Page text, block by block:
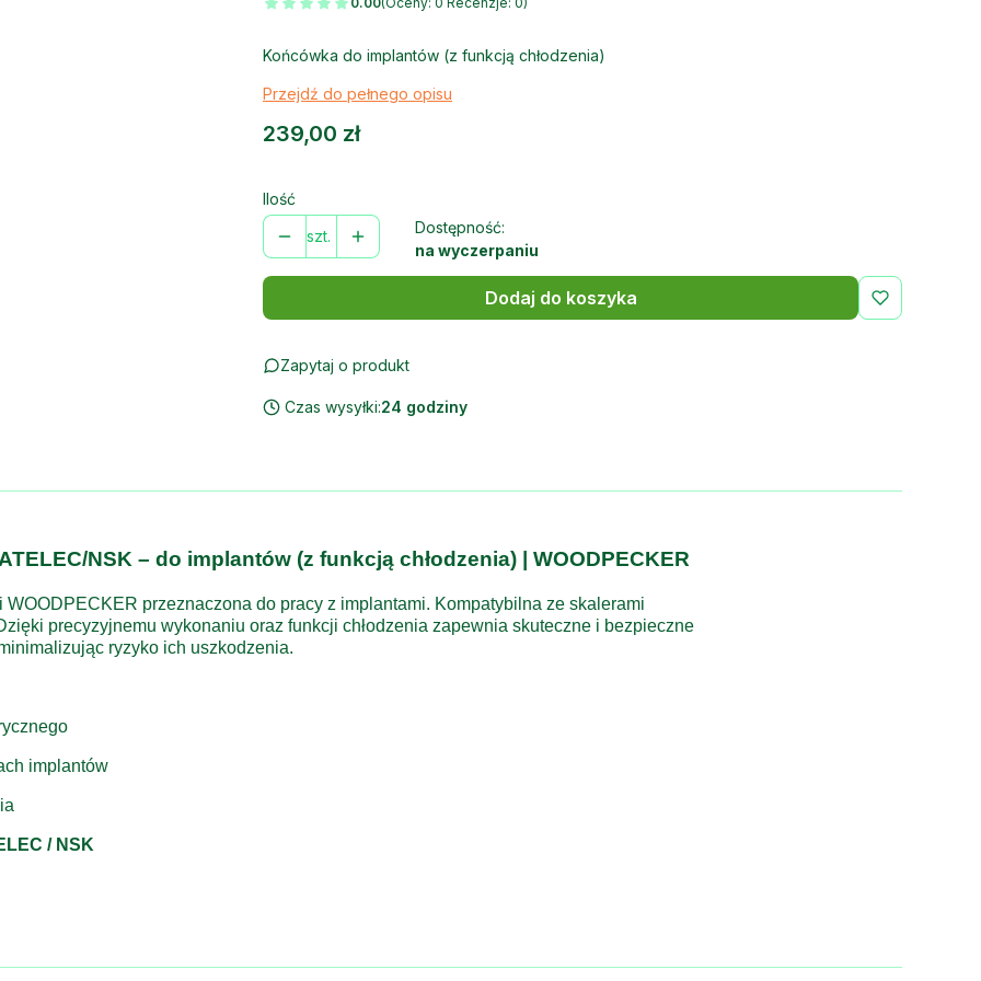
Końcówka do implantów (z funkcją chłodzenia)
Przejdź do pełnego opisu
Cena
239,00 zł
Ilość
szt.
Dostępność:
na wyczerpaniu
Dodaj do koszyka
Zapytaj o produkt
Czas wysyłki:24 godziny
NSK – do implantów (z funkcją chłodzenia) | WOODPECKER
przeznaczona do pracy z implantami. Kompatybilna ze skalerami
precyzyjnemu wykonaniu oraz funkcji chłodzenia zapewnia skuteczne i bezpieczne
ryzyko ich uszkodzenia.
implantów
/ NSK